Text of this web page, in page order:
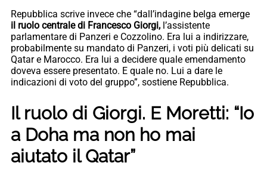
Repubblica scrive invece che “dall’indagine belga emerge
il ruolo centrale di Francesco Giorgi, l’assistente
parlamentare di Panzeri e Cozzolino. Era lui a indirizzare,
probabilmente su mandato di Panzeri, i voti più delicati su
Qatar e Marocco. Era lui a decidere quale emendamento
doveva essere presentato. E quale no. Lui a dare le
indicazioni di voto del gruppo”, sostiene Repubblica.
Il ruolo di Giorgi. E Moretti: “Io
a Doha ma non ho mai
aiutato il Qatar”